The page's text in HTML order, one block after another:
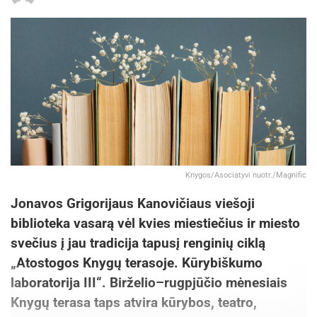
Knygos/Asociatyvi nuotr./Magnific
Jonavos Grigorijaus Kanovičiaus viešoji
biblioteka vasarą vėl kvies miestiečius ir miesto
svečius į jau tradicija tapusį renginių ciklą
„Atostogos Knygų terasoje. Kūrybiškumo
laboratorija III“. Birželio–rugpjūčio mėnesiais
Knygų terasa taps atvira kūrybos, teatro,